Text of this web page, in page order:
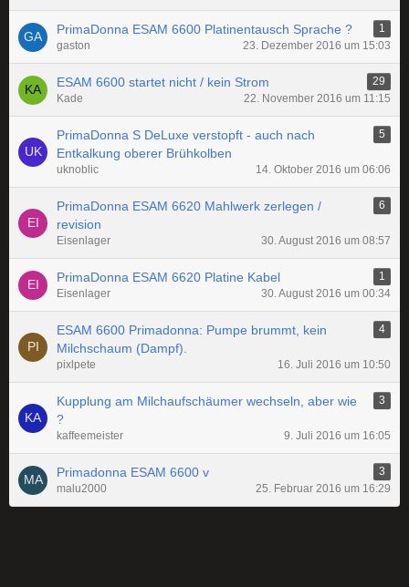
PrimaDonna ESAM 6600 Platinentausch Sprache ?
1
gaston
23. Dezember 2016 um 15:03
ESAM 6600 startet nicht / kein Strom
29
Kade
22. November 2016 um 11:15
PrimaDonna S DeLuxe verstopft - auch nach
Entkalkung oberer Brühkolben
5
uknoblic 14. Oktober 2016 um 06:06
PrimaDonna ESAM 6620 Mahlwerk zerlegen /
revision
6
Eisenlager 30. August 2016 um 08:57
PrimaDonna ESAM 6620 Platine Kabel
1
Eisenlager
30. August 2016 um 00:34
ESAM 6600 Primadonna: Pumpe brummt, kein
Milchschaum (Dampf).
4
pixlpete 16. Juli 2016 um 10:50
Kupplung am Milchaufschäumer wechseln, aber wie
?
3
kaffeemeister 9. Juli 2016 um 16:05
Primadonna ESAM 6600 v
3
malu2000
25. Februar 2016 um 16:29